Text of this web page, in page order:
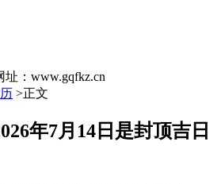
：www.gqfkz.cn
>正文
年7月14日是封顶吉日